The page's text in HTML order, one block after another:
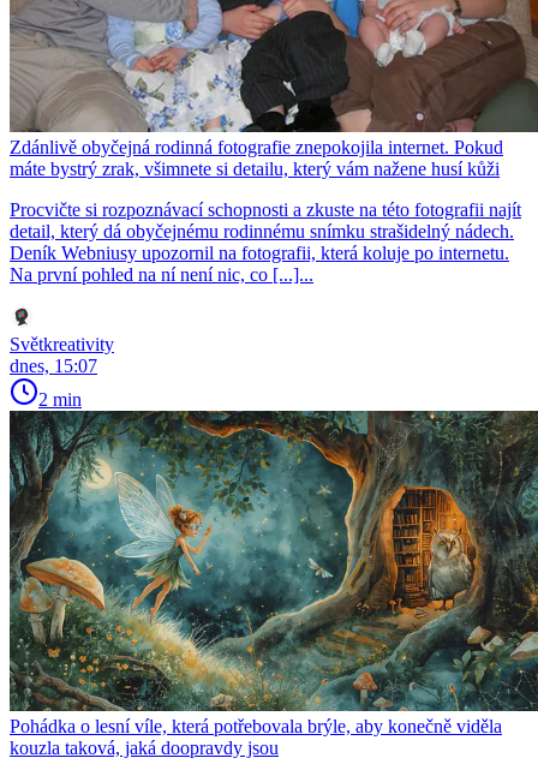
Zdánlivě obyčejná rodinná fotografie znepokojila internet. Pokud
máte bystrý zrak, všimnete si detailu, který vám nažene husí kůži
Procvičte si rozpoznávací schopnosti a zkuste na této fotografii najít
detail, který dá obyčejnému rodinnému snímku strašidelný nádech.
Deník Webniusy upozornil na fotografii, která koluje po internetu.
Na první pohled na ní není nic, co [...]...
Světkreativity
dnes, 15:07
2 min
Pohádka o lesní víle, která potřebovala brýle, aby konečně viděla
kouzla taková, jaká doopravdy jsou